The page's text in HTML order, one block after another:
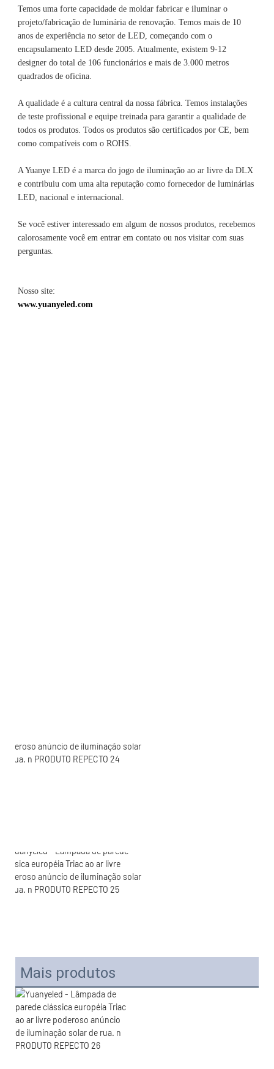
Temos uma forte capacidade de moldar fabricar e iluminar o
projeto/fabricação de luminária de renovação. Temos mais de 10
anos de experiência no setor de LED, começando com o
encapsulamento LED desde 2005. Atualmente, existem 9-12
designer do total de 106 funcionários e mais de 3.000 metros
A qualidade é a cultura central da nossa fábrica. Temos instalações
de teste profissional e equipe treinada para garantir a qualidade de
todos os produtos. Todos os produtos são certificados por CE, bem
A Yuanye LED é a marca do jogo de iluminação ao ar livre da DLX
e contribuiu com uma alta reputação como fornecedor de luminárias
Se você estiver interessado em algum de nossos produtos, recebemos
calorosamente você em entrar em contato ou nos visitar com suas
Nosso site:
Mais produtos